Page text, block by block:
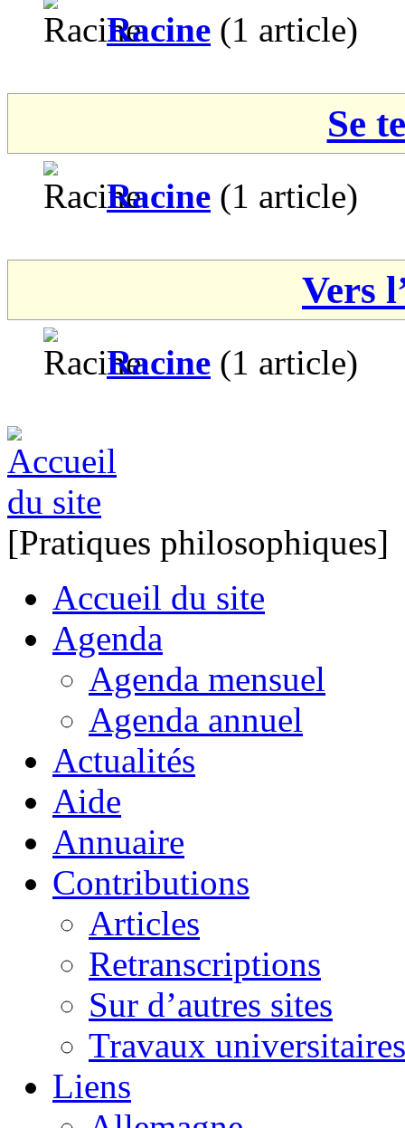
Racine (1 article)
Se
Racine (1 article)
Vers
Racine (1 article)
[Pratiques philosophiques]
Accueil du site
Agenda
Agenda mensuel
Agenda annuel
Actualités
Aide
Annuaire
Contributions
Articles
Retranscriptions
Sur d’autres sites
Travaux universitaires
Liens